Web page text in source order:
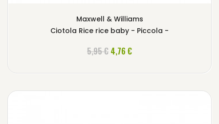
Maxwell & Williams
Ciotola Rice rice baby - Piccola -
5,95 € 4,76 €
AGGIUNGI AL CARRELLO